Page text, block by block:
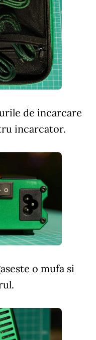
de incarcare
incarcator.
o mufa si